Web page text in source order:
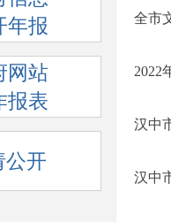
年报
网站
报表
公开
全市
2022
汉中
汉中